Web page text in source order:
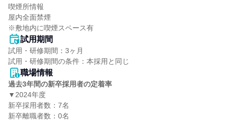
喫煙所情報
屋内全面禁煙
※敷地内に喫煙スペース有
試用期間
試用・研修期間：3ヶ月
職場情報
過去3年間の新卒採用者の定着率
▼2024年度
新卒採用者数：7名
新卒離職者数：0名